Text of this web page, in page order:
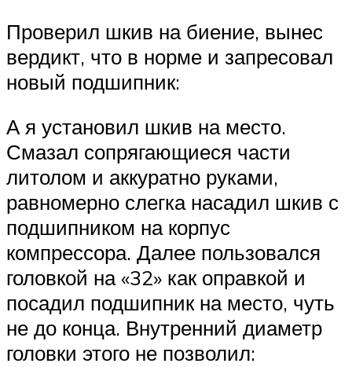
Проверил шкив на биение, вынес
вердикт, что в норме и запресовал
новый подшипник:
А я установил шкив на место.
Смазал сопрягающиеся части
литолом и аккуратно руками,
равномерно слегка насадил шкив с
подшипником на корпус
компрессора. Далее пользовался
головкой на «32» как оправкой и
посадил подшипник на место, чуть
не до конца. Внутренний диаметр
головки этого не позволил: